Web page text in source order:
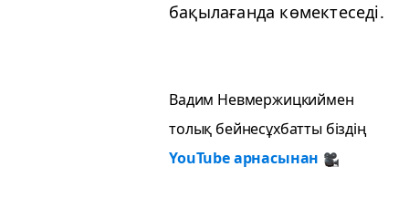
бақылағанда көмектеседі.
Вадим Невмержицкиймен
толық бейнесұхбатты біздің
YouTube арнасынан